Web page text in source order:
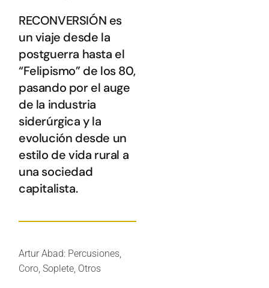
RECONVERSIÓN es
un viaje desde la
postguerra hasta el
“Felipismo” de los 80,
pasando por el auge
de la industria
siderúrgica y la
evolución desde un
estilo de vida rural a
una sociedad
capitalista.
Artur Abad: Percusiones,
Coro, Soplete, Otros